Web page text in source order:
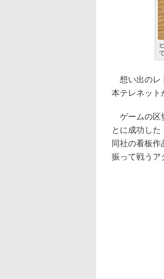
想い出のレ
本テレネット
ゲームの区
とに成功した
同社の看板
振って戦うア